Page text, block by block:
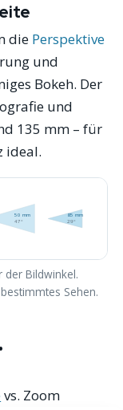
die Perspektive
und
Bokeh. Der
und
135 mm – für
ideal.
50 mm
47°
85 mm
29°
der Bildwinkel.
Sehen.
vs. Zoom